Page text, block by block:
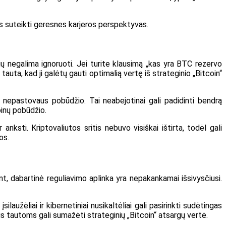
suteikti geresnes karjeros perspektyvas.
negalima ignoruoti. Jei turite klausimą „kas yra BTC rezervo
kad ji galėtų gauti optimalią vertę iš strateginio „Bitcoin“
pobūdžio. Tai neabejotinai gali padidinti bendrą
pobūdžio.
anksti. Kriptovaliutos sritis nebuvo visiškai ištirta, todėl gali
dabartinė reguliavimo aplinka yra nepakankamai išsivysčiusi.
ir kibernetiniai nusikaltėliai gali pasirinkti sudėtingas
gali sumažėti strateginių „Bitcoin“ atsargų vertė.